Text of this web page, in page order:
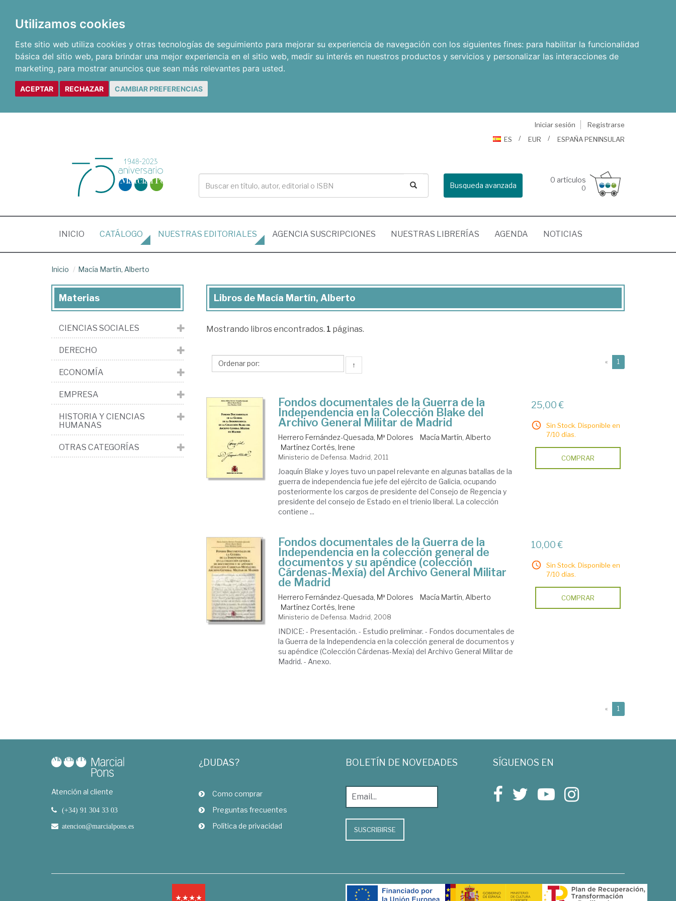
Utilizamos cookies
Este sitio web utiliza cookies y otras tecnologías de seguimiento para mejorar su experiencia de navegación con los siguientes fines: para habilitar la funcionalidad
básica del sitio web, para brindar una mejor experiencia en el sitio web, medir su interés en nuestros productos y servicios y personalizar las interacciones de
marketing, para mostrar anuncios que sean más relevantes para usted.
ACEPTAR RECHAZAR CAMBIAR PREFERENCIAS
Iniciar sesión
Registrarse
ES
EUR ESPAÑA PENINSULAR
Busqueda avanzada
0 artículos
0
INICIO (CURRENT)
CATÁLOGO NUESTRAS EDITORIALES AGENCIA SUSCRIPCIONES NUESTRAS LIBRERÍAS AGENDA NOTICIAS
Inicio Macía Martín, Alberto
Libros
Macía
Alberto
Libros de Macía Martín, Alberto
Mostrando libros encontrados. 1 páginas.
↑ « 1
Fondos documentales de la Guerra de la
Independencia en la Colección Blake del
Archivo General Militar de Madrid
Herrero Fernández-Quesada, Mª Dolores
Macía Martín, Alberto
Martínez Cortés, Irene
Ministerio de Defensa. Madrid, 2011
Joaquín Blake y Joyes tuvo un papel relevante en algunas batallas de la
guerra de independencia fue jefe del ejército de Galicia, ocupando
posteriormente los cargos de presidente del Consejo de Regencia y
presidente del consejo de Estado en el trienio liberal. La colección
contiene ...
25,00 €
Sin Stock. Disponible en
7/10 días.
COMPRAR
Fondos documentales de la Guerra de la
Independencia en la colección general de
documentos y su apéndice (colección
Cárdenas-Mexía) del Archivo General Militar
de Madrid
Herrero Fernández-Quesada, Mª Dolores
Macía Martín, Alberto
Martínez Cortés, Irene
Ministerio de Defensa. Madrid, 2008
INDICE: - Presentación. - Estudio preliminar. - Fondos documentales de
la Guerra de la Independencia en la colección general de documentos y
su apéndice (Colección Cárdenas-Mexía) del Archivo General Militar de
Madrid. - Anexo.
10,00 €
Sin Stock. Disponible en
7/10 días.
COMPRAR
« 1
Materias
CIENCIAS SOCIALES
DERECHO
ECONOMÍA
EMPRESA
HISTORIA Y CIENCIAS
HUMANAS
OTRAS CATEGORÍAS
Atención al cliente
(+34) 91 304 33 03
atencion@marcialpons.es
¿DUDAS?
Como comprar
Preguntas frecuentes
Política de privacidad
BOLETÍN DE NOVEDADES
SUSCRIBIRSE
SÍGUENOS EN